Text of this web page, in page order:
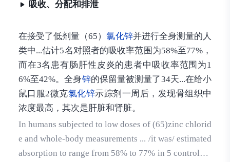
吸收、分配和排泄
在接受了低剂量（65）氯化锌并进行全身测量的人
类中...估计5名对照者的吸收率范围为58%至77%，
而在3名患有肠肝性皮炎的患者中吸收率范围为1
6%至42%。全身锌的保留量被测量了34天...在给小
鼠口服2微克氯化锌示踪剂一周后，发现骨组织中
浓度最高，其次是肝脏和肾脏。
In humans subjected to low doses of (65)zinc chlorid
e and whole-body measurements ... /it was/ estimated
absorption to range from 58% to 77% in 5 controls, a